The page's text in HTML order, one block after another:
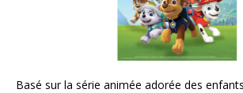
Basé sur la série animée adorée des